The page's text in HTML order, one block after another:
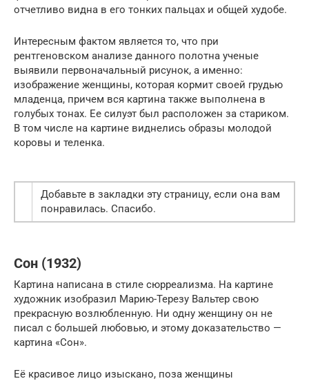
отчетливо видна в его тонких пальцах и общей худобе.
Интересным фактом является то, что при
рентгеновском анализе данного полотна ученые
выявили первоначальный рисунок, а именно:
изображение женщины, которая кормит своей грудью
младенца, причем вся картина также выполнена в
голубых тонах. Ее силуэт был расположен за стариком.
В том числе на картине виднелись образы молодой
коровы и теленка.
Добавьте в закладки эту страницу, если она вам
понравилась. Спасибо.
Сон (1932)
Картина написана в стиле сюрреализма. На картине
художник изобразил Марию-Терезу Вальтер свою
прекрасную возлюбленную. Ни одну женщину он не
писал с большей любовью, и этому доказательство —
картина «Сон».
Её красивое лицо изыскано, поза женщины